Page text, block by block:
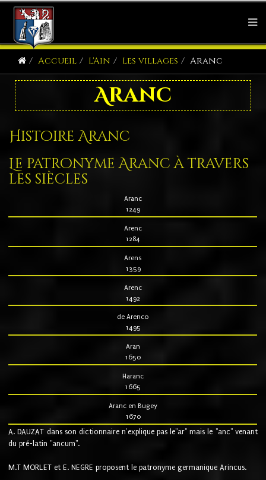
Accueil L'Ain Les villages Aranc
Aranc
Histoire Aranc
Le patronyme Aranc à travers
les siècles
Aranc
1249
Arenc
1284
Arens
1359
Arenc
1492
de Arenco
1495
Aran
1650
Haranc
1665
Aranc en Bugey
1670
A. DAUZAT dans son dictionnaire n'explique pas le"ar" mais le "anc" venant
du pré-latin "ancum".
M.T MORLET et E. NEGRE proposent le patronyme germanique Arincus.